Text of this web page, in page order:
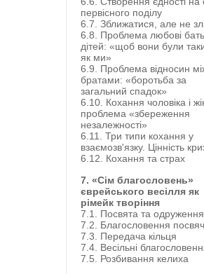
первісного поділу
6.7. Зближатися, але не
6.8. Проблема любові
дітей: «щоб вони були
як ми»
6.9. Проблема відносин
братами: «боротьба за
загальний спадок»
6.10. Кохання чоловіка і
проблема «збереження
незалежності»
6.11. Три типи кохання у
взаємозв'язку. Цінність
6.12. Кохання та страх
7. «Сім благословень»
єврейського весілля як
рімейк творіння
7.1. Посвята та одруження
7.2. Благословення
7.3. Передача кільця
7.4. Весільні
7.5. Розбивання келиха